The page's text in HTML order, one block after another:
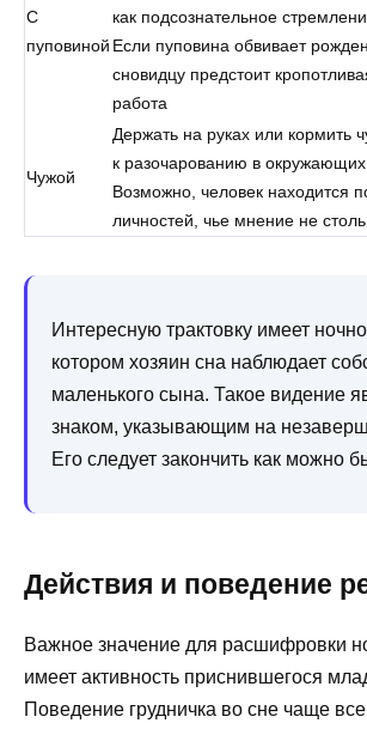
С
пуповиной
как подсознательное
Если пуповина обвивает
сновидцу предстоит
работа
Чужой
Держать на руках или кормить
к разочарованию в
Возможно, человек находится
личностей, чье мнение не
Интересную трактовку имеет
котором хозяин сна наблюдает
маленького сына. Такое видение
знаком, указывающим на
Его следует закончить как можно
Действия и поведение
Важное значение для расшифровки
имеет активность приснившегося
Поведение грудничка во сне чаще